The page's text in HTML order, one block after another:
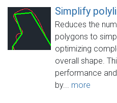
Simplify
Reduces the
polygons to
optimizing
overall shape.
performance
by... more